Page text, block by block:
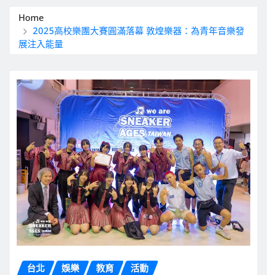
Home
2025高校樂團大賽圓滿落幕 敦煌樂器：為青年音樂發
展注入能量
台北 娛樂 教育 活動